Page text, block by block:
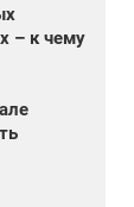
– к чему